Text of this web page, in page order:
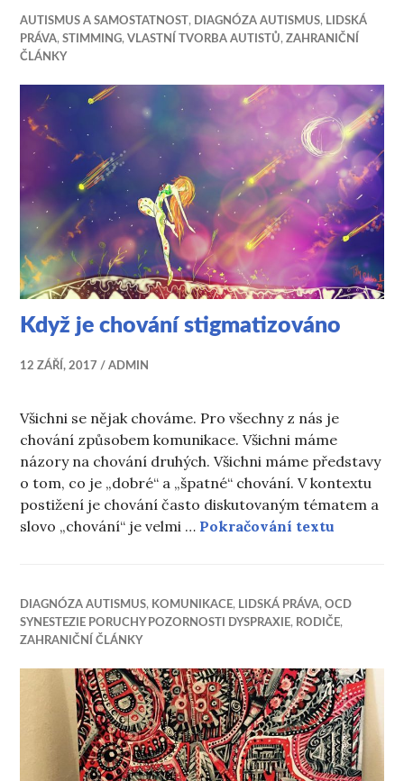
AUTISMUS A SAMOSTATNOST, DIAGNÓZA AUTISMUS, LIDSKÁ
PRÁVA,STIMMING,VLASTNÍ TVORBA AUTISTŮ,ZAHRANIČNÍ
ČLÁNKY
Když je chování stigmatizováno
12 ZÁŘÍ, 2017 ADMIN
Všichni se nějak chováme. Pro všechny z nás je
chování způsobem komunikace. Všichni máme
názory na chování druhých. Všichni máme představy
o tom, co je „dobré“ a „špatné“ chování. V kontextu
postižení je chování často diskutovaným tématem a
slovo „chování“ je velmi … Pokračování textu
DIAGNÓZA AUTISMUS, KOMUNIKACE, LIDSKÁ PRÁVA,OCD
SYNESTEZIE PORUCHY POZORNOSTI DYSPRAXIE, RODIČE,
ZAHRANIČNÍ ČLÁNKY